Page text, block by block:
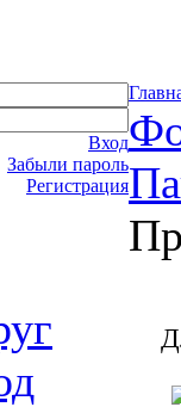
Вход
Забыли пароль
Регистрация